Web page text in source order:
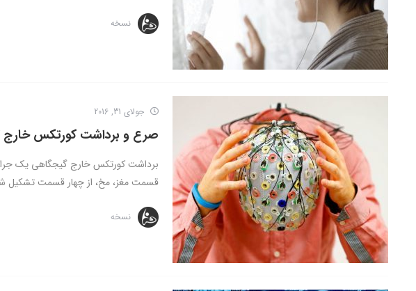
نسخه
جولای 31, 2016
صرع و برداشت کورتکس خارج
برداشت کورتکس خارج گیجگاهی یک
قسمت مغز، مخ، از چهار قسمت تشکیل
نسخه